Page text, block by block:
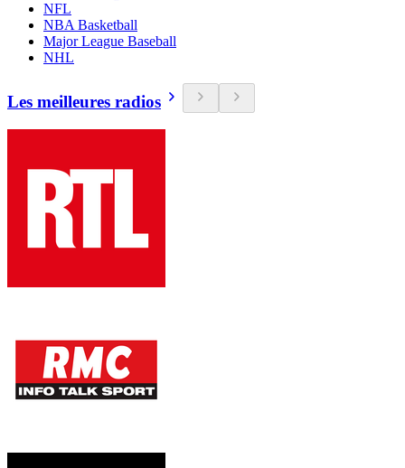
NFL
NBA Basketball
Major League Baseball
NHL
Les meilleures radios